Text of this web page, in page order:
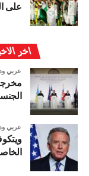
على
اخر
عربي
عربي